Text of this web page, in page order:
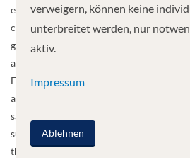
explore many of the continent’s most
cities. The five sister vessels, boasting a
guests apiece, are all blessed with a
amenities and features. Our brand new
Emerald Dawn and the Emerald Sun,
and have received high marks from our
same great features, including our open
suites and the indoor/ outdoor pool area,
the 2014 Cruise Critic Editors’ Pick
verweigern, können keine
unterbreitet werden, nur
aktiv.
Impressum
Ablehnen